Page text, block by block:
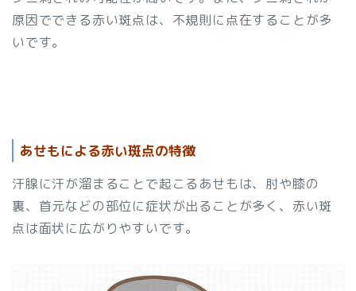
原因でできる赤い斑点は、不規則に点在することが多
いです。
あせもによる赤い斑点の特徴
汗腺に汗が溜まることで起こるあせもは、肘や膝の
裏、首元などの部位に症状が出ることが多く、赤い斑
点は面状に広がりやすいです。